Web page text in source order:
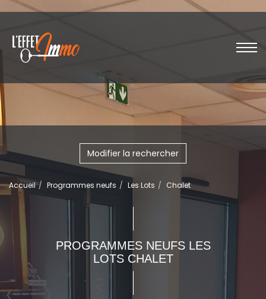
Modifier la rechercher
Accueil Programmes neufs Les Lots Chalet
PROGRAMMES NEUFS LES
LOTS CHALET